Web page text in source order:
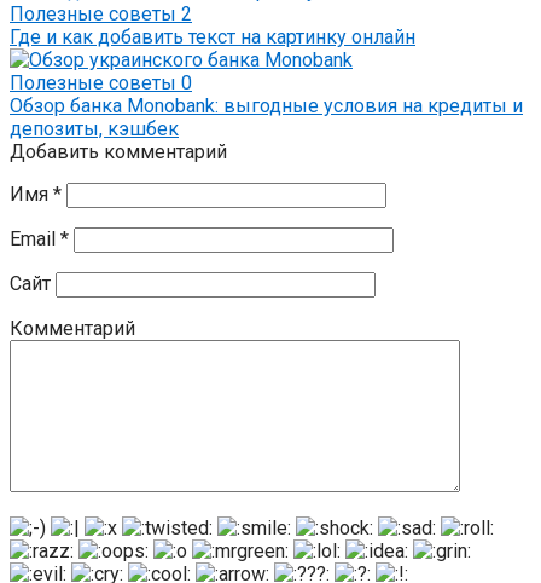
Полезные советы 2
Где и как добавить текст на картинку онлайн
Полезные советы 0
Обзор банка Monobank: выгодные условия на кредиты и
депозиты, кэшбек
Добавить комментарий
Имя *
Email *
Сайт
Комментарий